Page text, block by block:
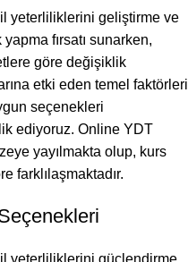
yeterliliklerini geliştirme ve
fırsatı sunarken,
göre değişiklik
etki eden temel faktörleri
seçenekleri
ediyoruz. Online YDT
yayılmakta olup, kurs
farklılaşmaktadır.
yeterliliklerini güçlendirme